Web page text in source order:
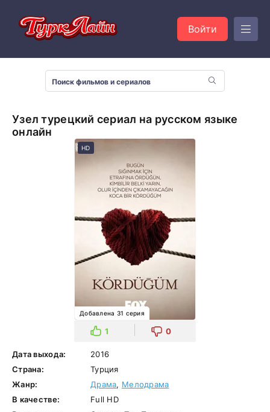
Войти
Узел турецкий сериал на русском языке
онлайн
HD
Добавлена 31 серия
1 0
Дата выхода:
2016
Страна:
Турция
Жанр:
Драма, Мелодрама
В качестве:
Full HD